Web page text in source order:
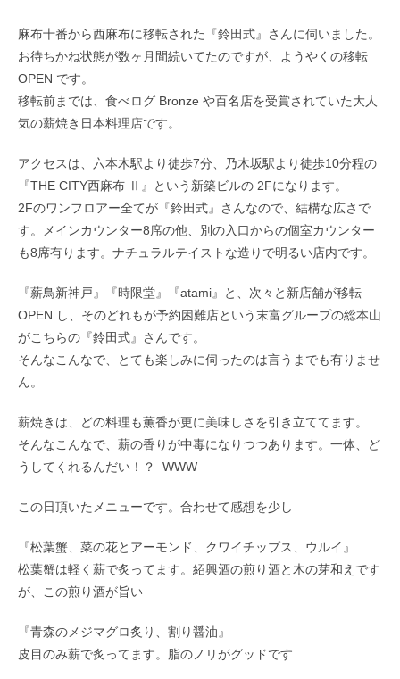
麻布十番から西麻布に移転された『鈴田式』さんに伺いました。
お待ちかね状態が数ヶ月間続いてたのですが、ようやくの移転
OPEN です。
移転前までは、食べログ Bronze や百名店を受賞されていた大人
気の薪焼き日本料理店です。
アクセスは、六本木駅より徒歩7分、乃木坂駅より徒歩10分程の
『THE CITY西麻布 Ⅱ』という新築ビルの 2Fになります。
2Fのワンフロアー全てが『鈴田式』さんなので、結構な広さで
す。メインカウンター8席の他、別の入口からの個室カウンター
も8席有ります。ナチュラルテイストな造りで明るい店内です。
『薪鳥新神戸』『時限堂』『atami』と、次々と新店舗が移転
OPEN し、そのどれもが予約困難店という末富グループの総本山
がこちらの『鈴田式』さんです。
そんなこんなで、とても楽しみに伺ったのは言うまでも有りませ
ん。
薪焼きは、どの料理も薫香が更に美味しさを引き立ててます。
そんなこんなで、薪の香りが中毒になりつつあります。一体、ど
うしてくれるんだい！？ WWW
この日頂いたメニューです。合わせて感想を少し
『松葉蟹、菜の花とアーモンド、クワイチップス、ウルイ』
松葉蟹は軽く薪で炙ってます。紹興酒の煎り酒と木の芽和えです
が、この煎り酒が旨い
『青森のメジマグロ炙り、割り醤油』
皮目のみ薪で炙ってます。脂のノリがグッドです